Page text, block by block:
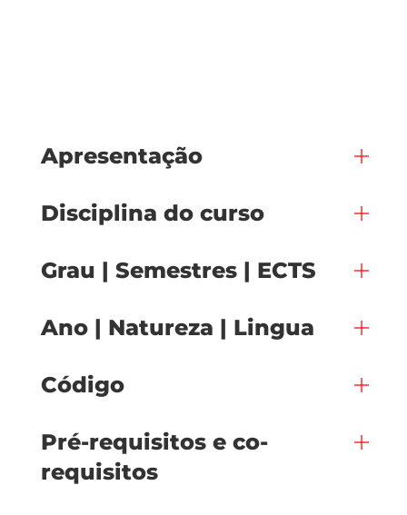
Apresentação
Disciplina do curso
Grau | Semestres | ECTS
Ano | Natureza | Lingua
Código
Pré-requisitos e co-
requisitos